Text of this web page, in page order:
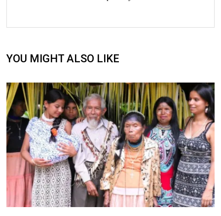
YOU MIGHT ALSO LIKE